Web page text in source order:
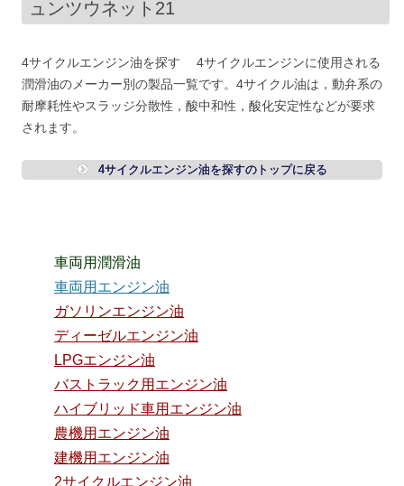
ュンツウネット21
4サイクルエンジン油を探す 4サイクルエンジンに使用される
潤滑油のメーカー別の製品一覧です。4サイクル油は，動弁系の
耐摩耗性やスラッジ分散性，酸中和性，酸化安定性などが要求
されます。
4サイクルエンジン油を探すのトップに戻る
車両用潤滑油
車両用エンジン油
ガソリンエンジン油
ディーゼルエンジン油
LPGエンジン油
バストラック用エンジン油
ハイブリッド車用エンジン油
農機用エンジン油
建機用エンジン油
2サイクルエンジン油